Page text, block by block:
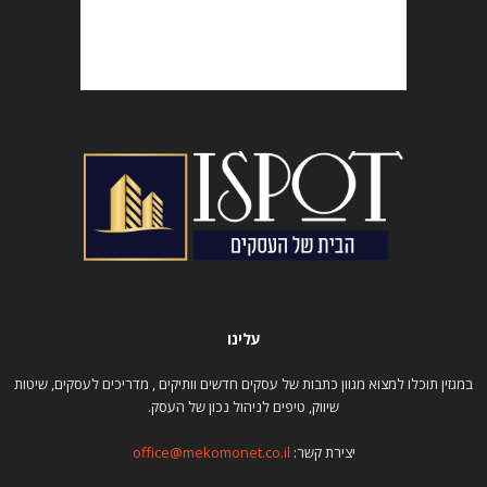
עלינו
במגזין תוכלו למצוא מגוון כתבות של עסקים חדשים וותיקים , מדריכים לעסקים, שיטות
שיווק, טיפים לניהול נכון של העסק.
יצירת קשר: office@mekomonet.co.il